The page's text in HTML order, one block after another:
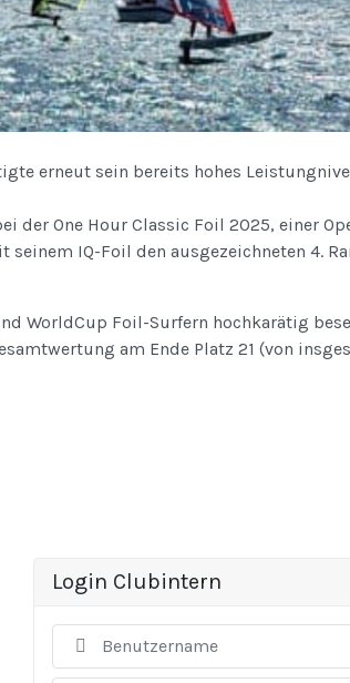
erneut sein bereits hohes
der One Hour Classic Foil 2025, einer
seinem IQ-Foil den ausgezeichneten 4.
WorldCup Foil-Surfern hochkarätig
am Ende Platz 21 (von
Login Clubintern